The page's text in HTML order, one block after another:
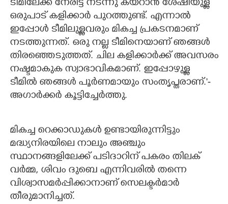
ടീമിലേക്ക് നേരിട്ട് നടന്നു കയറാൻ ശേഷിയുള്ള
ഒരുപാട് കളിക്കാർ പുറത്തുണ്ട്. എന്നാൽ
ഇപ്പോൾ ടീമിലുള്ളവരും മികച്ച പ്രകടനമാണ്
നടത്തുന്നത്. ഒരു നല്ല ടീമിനെയാണ് ഞങ്ങൾ
തിരഞ്ഞെടുത്തത്. ചില കളിക്കാർക്ക് അവസരം
നഷ്ടമാകുക സ്വാഭാവികമാണ്. ഇപ്പോഴുള്ള
ടീമിൽ ഞങ്ങൾ പൂർണമായും സംതൃപ്തരാണ്.'-
അഗാർക്കർ കൂട്ടിച്ചേർത്തു.
മികച്ച റെക്കാഡുകൾ ഉണ്ടായിരുന്നിട്ടും
മദ്ധ്യനിരയിലെ നാലും അഞ്ചും
സ്ഥാനങ്ങളിലേക്ക് പടിദാറിന് പകരം തിലക്
വർമ്മ, ശിവം ദുബെ എന്നിവരിൽ തന്നെ
വിശ്വാസമർപ്പിക്കാനാണ് സെലക്ടർമാർ
തീരുമാനിച്ചത്.